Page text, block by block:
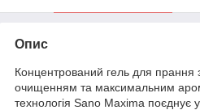
Опис
Концентрований гель для прання
очищенням та максимальним
технологія Sano Maxima поєднує